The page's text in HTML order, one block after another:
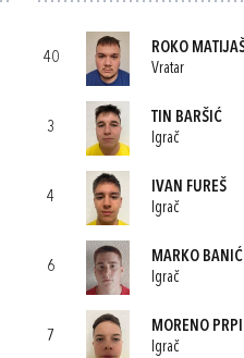
40
ROKO
Vratar
3
TIN BARŠIĆ
Igrač
4
IVAN FUREŠ
Igrač
6
MARKO BANIĆ
Igrač
7
MORENO
Igrač